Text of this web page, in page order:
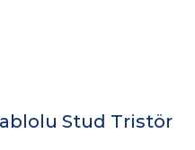
Stud Tristör